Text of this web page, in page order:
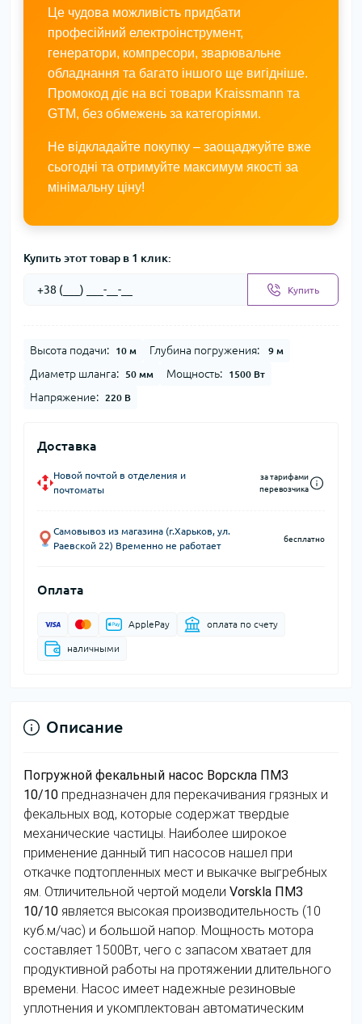
Це чудова можливість придбати
професійний електроінструмент,
генератори, компресори, зварювальне
обладнання та багато іншого ще вигідніше.
Промокод діє на всі товари Kraissmann та
GTM, без обмежень за категоріями.
Не відкладайте покупку – заощаджуйте вже
сьогодні та отримуйте максимум якості за
мінімальну ціну!
Купить этот товар в 1 клик:
Купить
Высота подачи: 10 м Глубина погружения: 9 м
Диаметр шланга: 50 мм Мощность: 1500 Вт
Напряжение: 220 В
Доставка
Новой почтой в отделения и
почтоматы
за тарифами
перевозчика
Самовывоз из магазина (г.Харьков, ул.
Раевской 22) Временно не работает
бесплатно
Оплата
ApplePay оплата по счету
наличными
Описание
Погружной фекальный насос Ворскла ПМЗ
10/10 предназначен для перекачивания грязных и
фекальных вод, которые содержат твердые
механические частицы. Наиболее широкое
применение данный тип насосов нашел при
откачке подтопленных мест и выкачке выгребных
ям. Отличительной чертой модели Vorskla ПМЗ
10/10 является высокая производительность (10
куб.м/час) и большой напор. Мощность мотора
составляет 1500Вт, чего с запасом хватает для
продуктивной работы на протяжении длительного
времени. Насос имеет надежные резиновые
уплотнения и укомплектован автоматическим